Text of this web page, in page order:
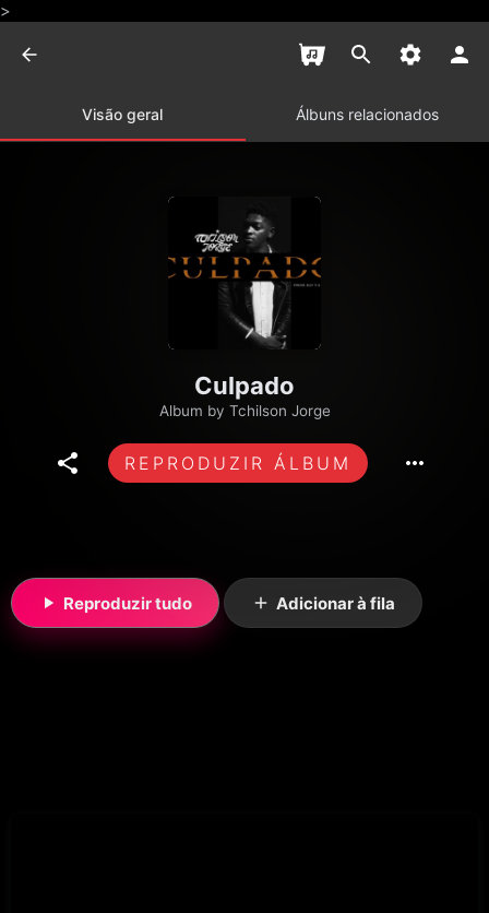
>
Visão geral Álbuns relacionados
Culpado
Album by Tchilson Jorge
REPRODUZIR ÁLBUM
Reproduzir tudo Adicionar à fila